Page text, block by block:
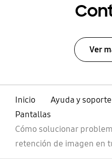
Ver
Inicio
Ayuda y
Pantallas
Cómo solucionar
retención de imagen en